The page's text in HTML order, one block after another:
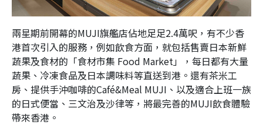
兩星期前開幕的MUJI旗艦店佔地足足2.4萬呎，有不少香
港首次引入的服務，例如飲食方面，就包括售賣日本新鮮
蔬果及食材的「食材市集 Food Market」，每日都有大量
蔬果、冷凍食品及日本調味料等直送到港。還有茶米工
房、提供手沖咖啡的Café&Meal MUJI、以及適合上班一族
的日式便當、三文治及沙律等，將最完善的MUJI飲食體驗
帶來香港。